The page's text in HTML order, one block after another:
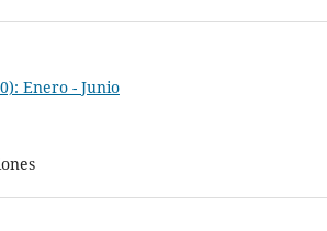
Enero - Junio